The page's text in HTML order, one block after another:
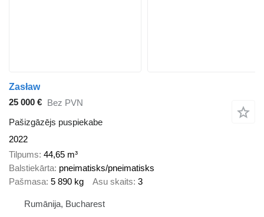
Zasław
25 000 € Bez PVN
Pašizgāzējs puspiekabe
2022
Tilpums 44,65 m³
Balstiekārta pneimatisks/pneimatisks
Pašmasa 5 890 kg Asu skaits 3
Rumānija, Bucharest